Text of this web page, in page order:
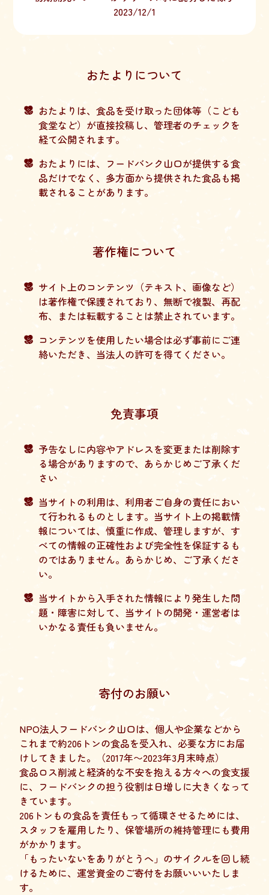
2023/12/1
おたよりについて
おたよりは、食品を受け取った団体等（こども
食堂など）が直接投稿し、管理者のチェックを
経て公開されます。
おたよりには、フードバンク山口が提供する食
品だけでなく、多方面から提供された食品も掲
載されることがあります。
著作権について
サイト上のコンテンツ（テキスト、画像など）
は著作権で保護されており、無断で複製、再配
布、または転載することは禁止されています。
コンテンツを使用したい場合は必ず事前にご連
絡いただき、当法人の許可を得てください。
免責事項
予告なしに内容やアドレスを変更または削除す
る場合がありますので、あらかじめご了承くだ
さい
当サイトの利用は、利用者ご自身の責任におい
て行われるものとします。当サイト上の掲載情
報については、慎重に作成、管理しますが、す
べての情報の正確性および完全性を保証するも
のではありません。あらかじめ、ご了承くださ
い。
当サイトから入手された情報により発生した問
題・障害に対して、当サイトの開発・運営者は
いかなる責任も負いません。
寄付のお願い
NPO法人フードバンク山口は、個人や企業などから
これまで約206トンの食品を受入れ、必要な方にお届
けしてきました。（2017年〜2023年3月末時点）
食品ロス削減と経済的な不安を抱える方々への食支援
に、フードバンクの担う役割は日増しに大きくなって
きています。
206トンもの食品を責任もって循環させるためには、
スタッフを雇用したり、保管場所の維持管理にも費用
がかかります。
「もったいないをありがとうへ」のサイクルを回し続
けるために、運営資金のご寄付をお願いいいたしま
す。